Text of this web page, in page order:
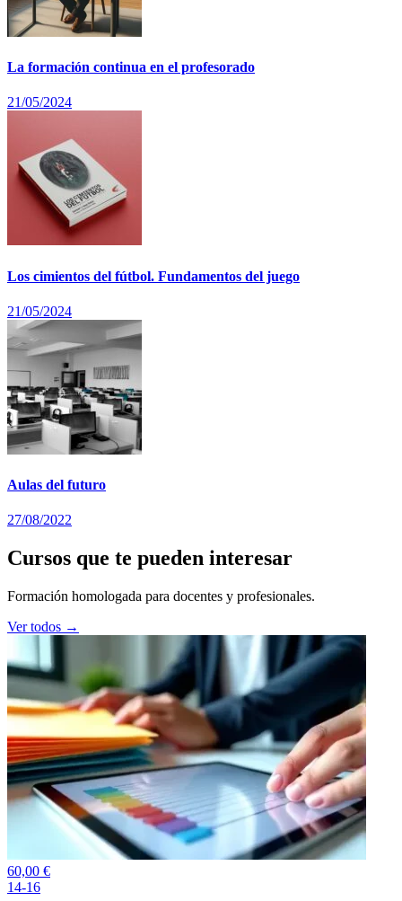
La formación continua en el profesorado
21/05/2024
Los cimientos del fútbol. Fundamentos del juego
21/05/2024
Aulas del futuro
27/08/2022
Cursos que te pueden interesar
Formación homologada para docentes y profesionales.
Ver todos →
60,00 €
14-16